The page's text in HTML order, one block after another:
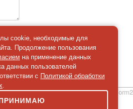
данных
simpleForm2
cookie, необходимые для
Продолжение пользования
на применение данных
данных пользователей
с Политикой обработки
.